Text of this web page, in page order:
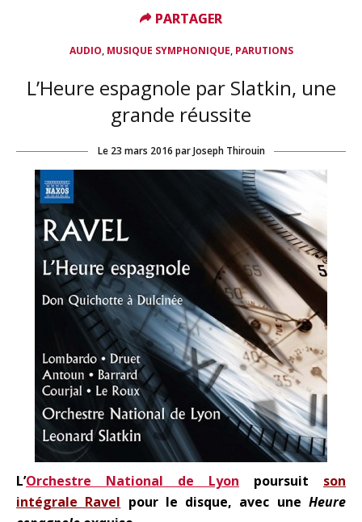
AUDIO, MUSIQUE SYMPHONIQUE, PARUTIONS
L’Heure espagnole par Slatkin, une
grande réussite
Le 23 mars 2016 par Joseph Thirouin
L’Orchestre National de Lyon poursuit son
intégrale Ravel pour le disque, avec uneHeure
PARTAGER
PARTAGER